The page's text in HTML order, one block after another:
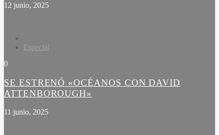
12 junio, 2025
Especial
0
SE ESTRENÓ «OCÉANOS CON DAVID
ATTENBOROUGH»
11 junio, 2025